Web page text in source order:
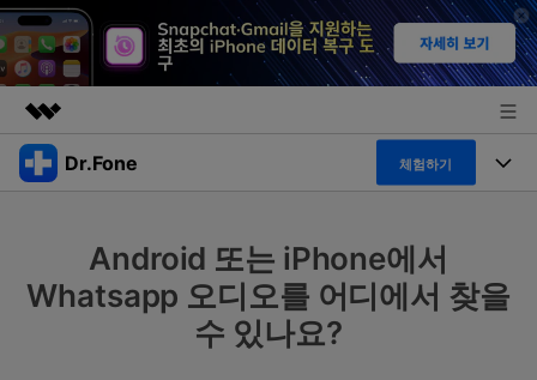
주요 제품
솔루션
회사 소개
Dr.Fone 체험하기
프로그램
Android 또는 iPhone에서
Whatsapp 오디오를 어디에서 찾을
수 있나요?